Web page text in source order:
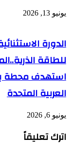
يونيو 13, 2026
الدورة
للطاقة
استهدف محطة
العربية المتحدة
يونيو 6, 2026
اترك تعليقاً